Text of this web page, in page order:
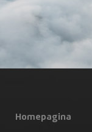
Homepagina